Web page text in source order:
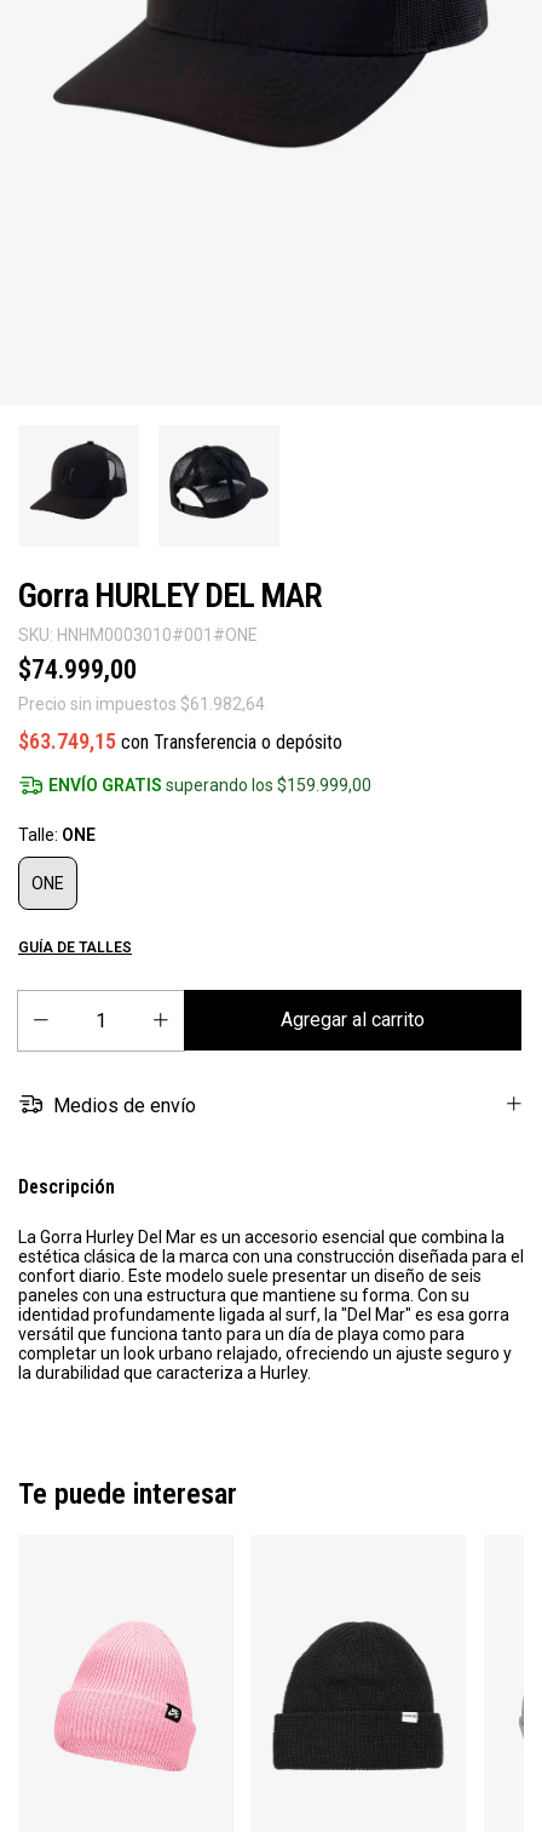
Gorra HURLEY DEL MAR
SKU: HNHM0003010#001#ONE
$74.999,00
Precio sin impuestos $61.982,64
$63.749,15 con Transferencia o depósito
ENVÍO GRATIS superando los$159.999,00
Talle: ONE
ONE
GUÍA DE TALLES
Medios de envío
Descripción
La Gorra Hurley Del Mar es un accesorio esencial que combina la
estética clásica de la marca con una construcción diseñada para el
confort diario. Este modelo suele presentar un diseño de seis
paneles con una estructura que mantiene su forma. Con su
identidad profundamente ligada al surf, la "Del Mar" es esa gorra
versátil que funciona tanto para un día de playa como para
completar un look urbano relajado, ofreciendo un ajuste seguro y
la durabilidad que caracteriza a Hurley.
Te puede interesar